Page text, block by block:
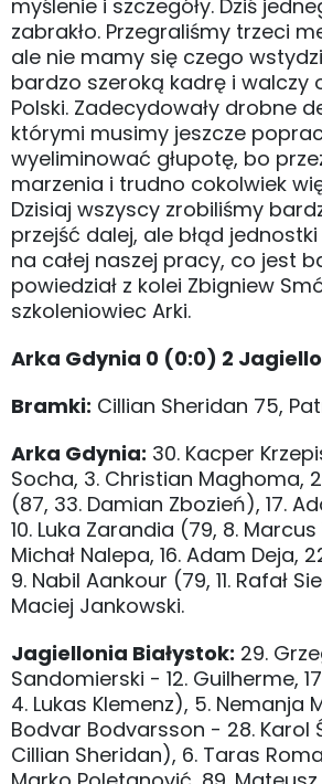
myślenie i szczegóły. Dziś
zabrakło. Przegraliśmy trzeci
ale nie mamy się czego
bardzo szeroką kadrę i walczy
Polski. Zadecydowały drobne
którymi musimy jeszcze
wyeliminować głupotę, bo
marzenia i trudno cokolwiek
Dzisiaj wszyscy zrobiliśmy
przejść dalej, ale błąd jednostki
na całej naszej pracy, co jest
powiedział z kolei Zbigniew
szkoleniowiec Arki.
Arka Gdynia 0 (0:0) 2
Bramki: Cillian Sheridan 75,
Arka Gdynia: 30. Kacper
Socha, 3. Christian Maghoma,
(87, 33. Damian Zbozień), 17.
10. Luka Zarandia (79, 8. Marcus
Michał Nalepa, 16. Adam Deja,
9. Nabil Aankour (79, 11. Rafał
Maciej Jankowski.
Jagiellonia Białystok: 29.
Sandomierski - 12. Guilherme,
4. Lukas Klemenz), 5. Nemanja
Bodvar Bodvarsson - 28. Karol
Cillian Sheridan), 6. Taras